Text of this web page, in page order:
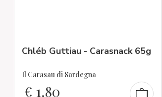
Chléb Guttiau - Carasnack 65g
Il Carasau di Sardegna
€ 1,80